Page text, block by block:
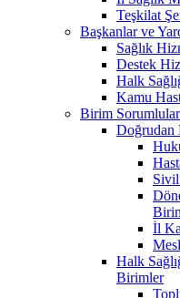
Teşkilat
Başkanlar ve
Sağlık
Destek
Halk
Kamu
Birim
Doğrudan
İl
Halk
Birimler